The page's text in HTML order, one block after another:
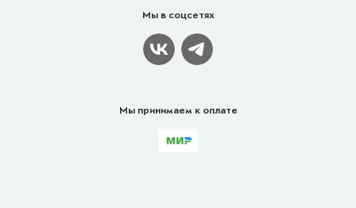
Мы в соцсетях
Мы принимаем к оплате